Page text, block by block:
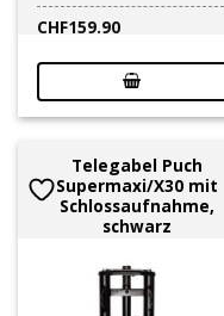
CHF159.90
Telegabel Puch
Supermaxi/X30 mit
Schlossaufnahme,
schwarz